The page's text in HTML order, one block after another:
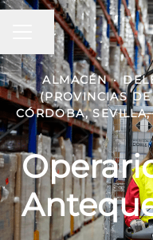
MENÚ DE EMPLEO
Compartir página
ALMACÉN ·
(PROVINCIAS
CÓRDOBA,